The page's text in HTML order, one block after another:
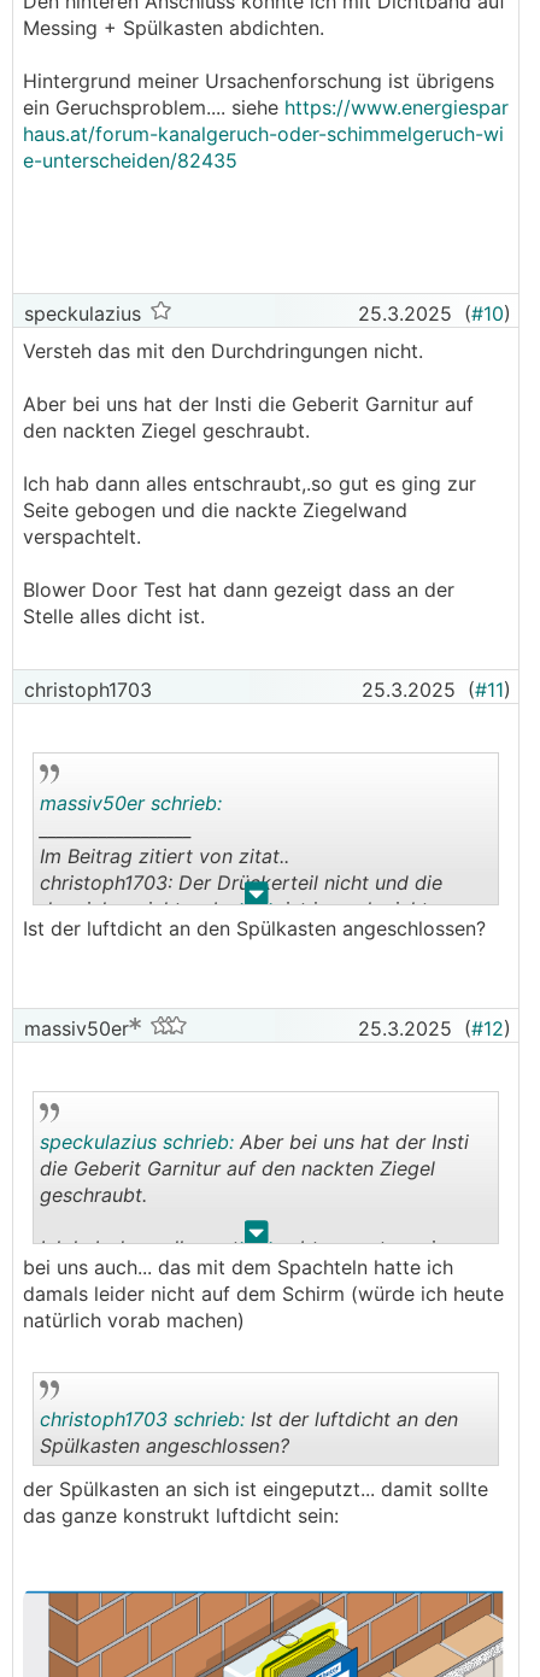
Messing + Spülkasten abdichten.
Hintergrund meiner Ursachenforschung ist übrigens
ein Geruchsproblem.... siehe https://www.energiespar
haus.at/forum-kanalgeruch-oder-schimmelgeruch-wi
e-unterscheiden/82435
speckulazius 25.3.2025 (#10)
Versteh das mit den Durchdringungen nicht.
Aber bei uns hat der Insti die Geberit Garnitur auf
den nackten Ziegel geschraubt.
Ich hab dann alles entschraubt,.so gut es ging zur
Seite gebogen und die nackte Ziegelwand
verspachtelt.
Blower Door Test hat dann gezeigt dass an der
Stelle alles dicht ist.
christoph1703 25.3.2025 (#11)
. .
massiv50er schrieb:
Im Beitrag zitiert von zitat..
christoph1703: Der Drückerteil nicht und die
der sicher nicht... aber der ist ja auch nicht
problematisch, da er ja auch Raumseitiger Ebene
Ist der luftdicht an den Spülkasten angeschlossen?
massiv50er 25.3.2025 (#12)
. .
speckulazius schrieb: Aber bei uns hat der Insti
die Geberit Garnitur auf den nackten Ziegel
geschraubt.
Ich hab dann alles entschraubt,.so gut es ging
zur Seite gebogen und die nackte Ziegelwand
verspachtelt.
bei uns auch... das mit dem Spachteln hatte ich
damals leider nicht auf dem Schirm (würde ich heute
natürlich vorab machen)
..
christoph1703 schrieb: Ist der luftdicht an den
Spülkasten angeschlossen?
der Spülkasten an sich ist eingeputzt... damit sollte
das ganze konstrukt luftdicht sein: